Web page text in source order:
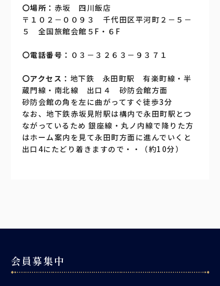
〇場所： 赤坂 四川飯店
〒１０２－００９３ 千代田区平河町２－５－
５ 全国旅館会館５F・６F
〇電話番号： ０３－３２６３－９３７１
〇アクセス： 地下鉄 永田町駅 有楽町線・半
蔵門線・南北線 出口４ 砂防会館方面
砂防会館の角を左に曲がってすぐ徒歩3分
なお、地下鉄赤坂見附駅は構内で永田町駅とつ
ながっているため 銀座線・丸ノ内線で降りた方
はホーム案内を見て永田町方面に進んでいくと
出口4にたどり着きますので・・（約10分）
会員募集中